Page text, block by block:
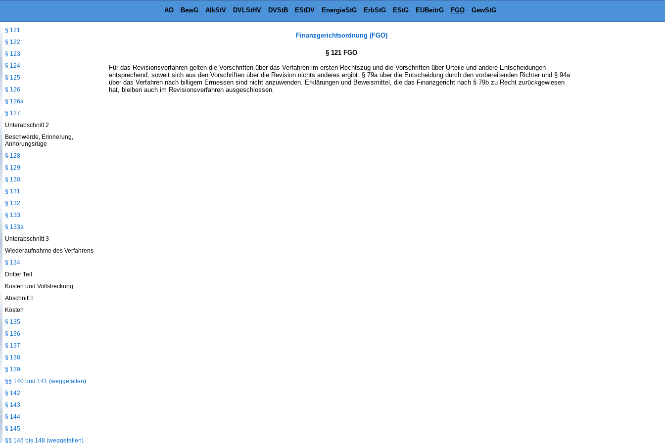
AO BewG AlkStV DVLStHV DVStB EStDV EnergieStG ErbStG EStG EUBeitrG FGO GewStG
Finanzgerichtsordnung (FGO)
§ 121 FGO
Für das Revisionsverfahren gelten die Vorschriften über das Verfahren im ersten Rechtszug und die Vorschriften über Urteile und andere Entscheidungen
entsprechend, soweit sich aus den Vorschriften über die Revision nichts anderes ergibt. § 79a über die Entscheidung durch den vorbereitenden Richter und § 94a
über das Verfahren nach billigem Ermessen sind nicht anzuwenden. Erklärungen und Beweismittel, die das Finanzgericht nach § 79b zu Recht zurückgewiesen
hat, bleiben auch im Revisionsverfahren ausgeschlossen.
§ 121
§ 122
§ 123
§ 124
§ 125
§ 126
§ 126a
§ 127
Unterabschnitt 2
Beschwerde, Erinnerung,
Anhörungsrüge
§ 128
§ 129
§ 130
§ 131
§ 132
§ 133
§ 133a
Unterabschnitt 3
Wiederaufnahme des Verfahrens
§ 134
Dritter Teil
Kosten und Vollstreckung
Abschnitt I
Kosten
§ 135
§ 136
§ 137
§ 138
§ 139
§§ 140 und 141 (weggefallen)
§ 142
§ 143
§ 144
§ 145
§§ 146 bis 148 (weggefallen)